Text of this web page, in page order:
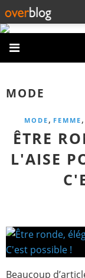
MODE
MODE, FEMME,
ÊTRE
L'AISE
Beaucoup